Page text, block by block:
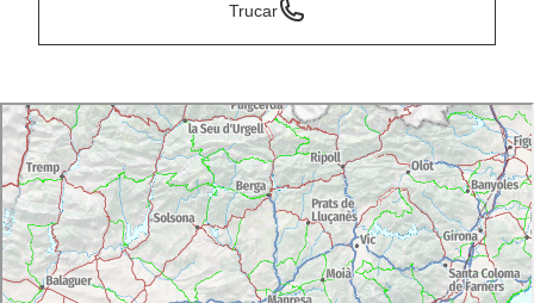
Trucar